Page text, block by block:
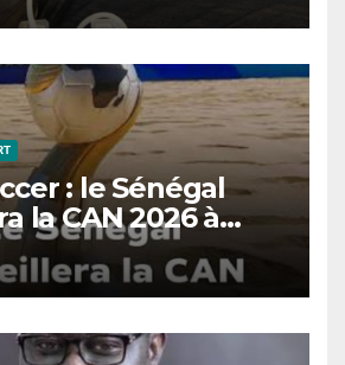
: le Sénégal
la CAN 2026 à